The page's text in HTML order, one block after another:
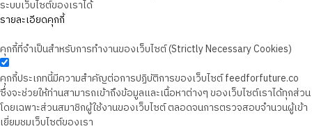
ระบบเว็บไซต์ของเราได้
รายละเอียดคุกกี้
คุกกี้ที่จำเป็นสำหรับการทำงานของเว็บไซต์ (Strictly Necessary Cookies)
คุกกี้ประเภทนี้มีความสำคัญต่อการปฏิบัติการของเว็บไซต์ feedforfuture.co
ซึ่งจะช่วยให้ท่านสามารถเข้าถึงข้อมูลและเนื้อหาต่างๆ ของเว็บไซต์เราได้ทุกส่วน
โดยเฉพาะส่วนสมาชิกผู้ใช้งานของเว็บไซต์ ตลอดจนการตรวจสอบจำนวนผู้เข้า
เยี่ยมชมเว็บไซต์ของเรา